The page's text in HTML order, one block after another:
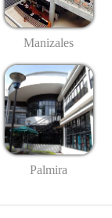
Manizales
Palmira